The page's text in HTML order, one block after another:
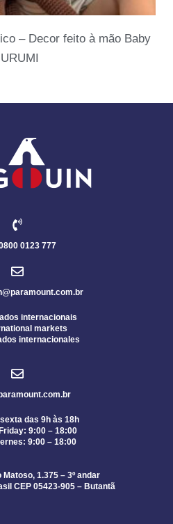
– Decor feito à mão Baby
0123 777
internacionais
markets
internacionales
das 9h às 18h
9:00 – 18:00
9:00 – 18:00
1.375 – 3º andar
CEP 05423-905 – Butantã